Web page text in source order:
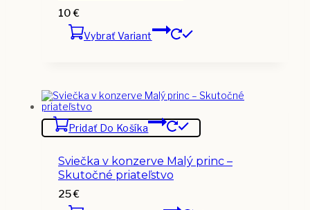
10€
Vybrať Variant
Pridať Do Košíka
Sviečka v konzerve Malý princ –
Skutočné priateľstvo
25€